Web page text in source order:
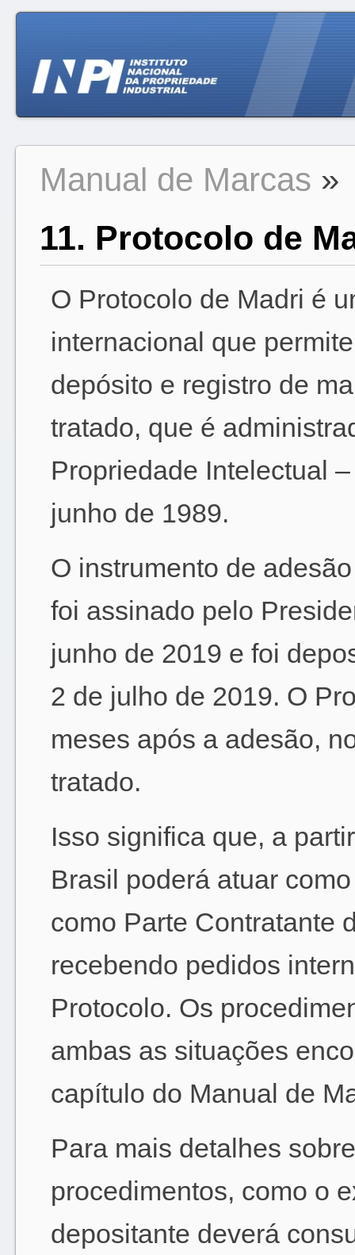
Manual de Marcas »
11. Protocolo de
O Protocolo de Madri é
internacional que
depósito e registro de
tratado, que é
Propriedade Intelectual
junho de 1989.
O instrumento de
foi assinado pelo
junho de 2019 e foi
2 de julho de 2019. O
meses após a adesão,
tratado.
Isso significa que, a
Brasil poderá atuar
como Parte Contratante
recebendo pedidos
Protocolo. Os
ambas as situações
capítulo do Manual de
Para mais detalhes
procedimentos, como o
depositante deverá